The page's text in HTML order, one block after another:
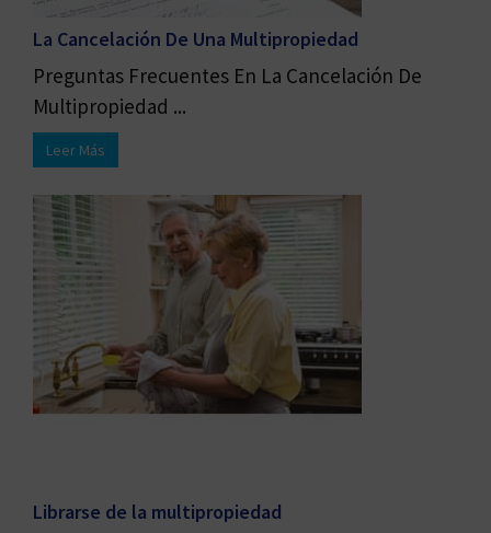
La Cancelación De Una Multipropiedad
Preguntas Frecuentes En La Cancelación De
Multipropiedad ...
Leer Más
Librarse de la multipropiedad